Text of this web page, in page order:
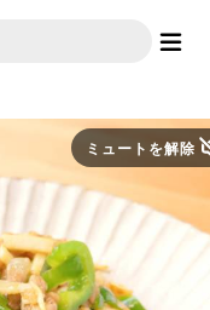
ミュートを解除